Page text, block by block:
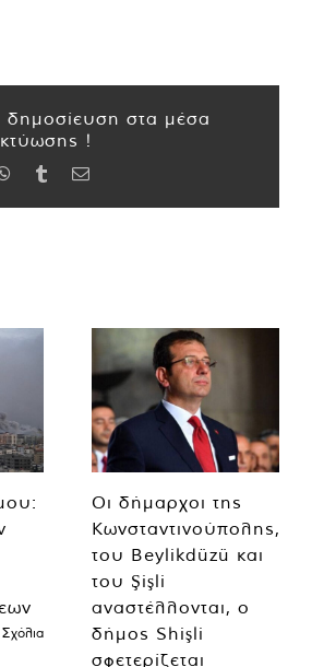
στα μέσα
!
WhatsApp
TumblrEmail
Οι δήμαρχοι της
Κωνσταντινούπολης,
του Beylikdüzü και
του Şişli
αναστέλλονται, ο
δήμος Shişli
σφετερίζεται